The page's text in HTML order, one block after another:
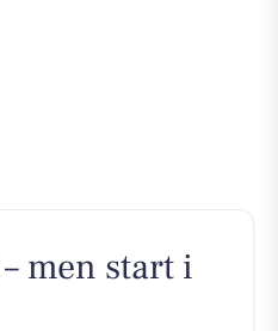
men start i